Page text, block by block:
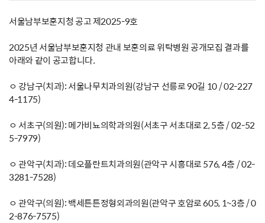
서울남부보훈지청 공고 제2025-9호
2025년 서울남부보훈지청 관내 보훈의료 위탁병원 공개모집 결과를
아래와 같이 공고합니다.
ㅇ 강남구(치과): 서울나무치과의원(강남구 선릉로 90길 10 / 02-227
4-1175)
ㅇ 서초구(의원): 메가비뇨의학과의원(서초구 서초대로 2, 5층 / 02-52
5-7979)
ㅇ 관악구(치과): 데오플란트치과의원(관악구 시흥대로 576, 4층 / 02-
3281-7528)
ㅇ 관악구(의원): 백세튼튼정형외과의원(관악구 호암로 605, 1~3층 / 0
2-876-7575)